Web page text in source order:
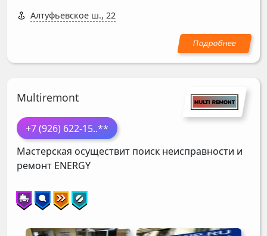
Алтуфьевское ш., 22
Multiremont
+7 (926) 622-15..**
Мастерская осуществит поиск неисправности и
ремонт ENERGY